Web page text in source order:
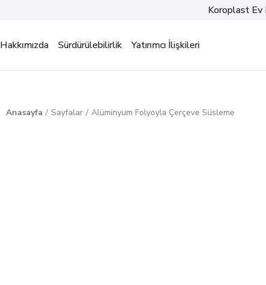
Koroplast Ev
Hakkımızda Sürdürülebilirlik Yatırımcı İlişkileri
Anasayfa Sayfalar Alüminyum Folyoyla Çerçeve Süsleme